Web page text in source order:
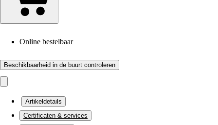
Online bestelbaar
Beschikbaarheid in de buurt controleren
Artikeldetails
Certificaten & services